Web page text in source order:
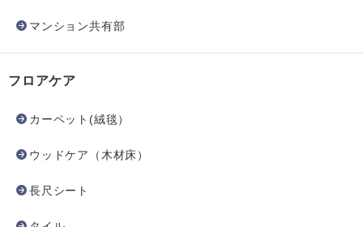
マンション共有部
フロアケア
カーペット(絨毯）
ウッドケア（木材床）
長尺シート